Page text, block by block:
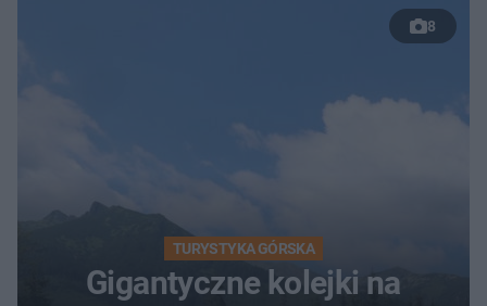
8
TURYSTYKA GÓRSKA
Gigantyczne kolejki na